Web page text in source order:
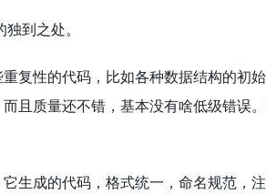
到之处。
复性的代码，比如各种数据结构的初
而且质量还不错，基本没有啥低级错
生成的代码，格式统一，命名规范，